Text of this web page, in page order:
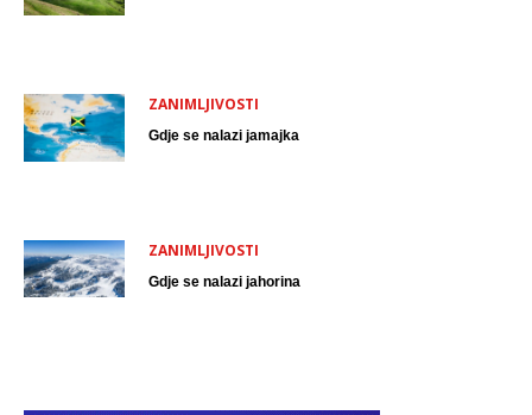
ZANIMLJIVOSTI
Gdje se nalazi jamajka
ZANIMLJIVOSTI
Gdje se nalazi jahorina